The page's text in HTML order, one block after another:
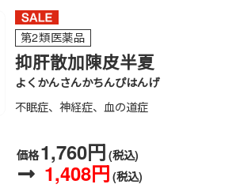
第2類医薬品
抑肝散加陳皮半夏
よくかんさんかちんぴはんげ
不眠症、神経症、血の道症
価格1,760円 (税込)
1,408円 (税込)